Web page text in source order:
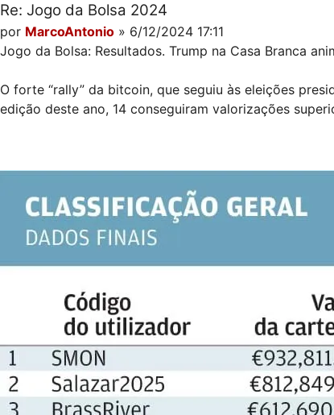
Re: Jogo da Bolsa 2024
por MarcoAntonio » 6/12/2024 17:11
Jogo da Bolsa: Resultados. Trump na Casa Branca
O forte “rally” da bitcoin, que seguiu às eleições
edição deste ano, 14 conseguiram valorizações